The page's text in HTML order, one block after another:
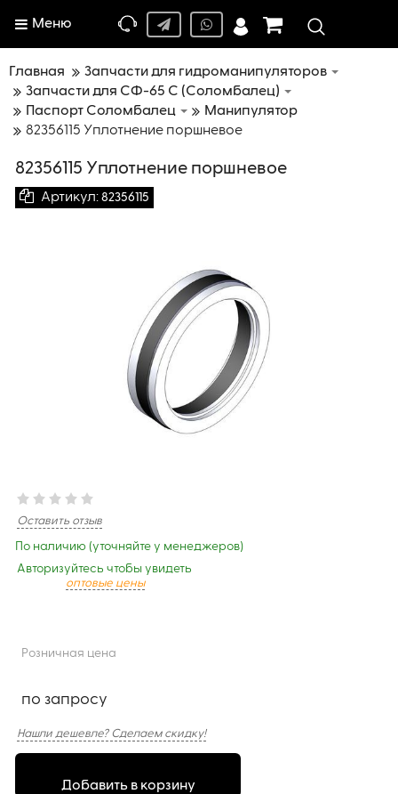
Меню
Главная
Запчасти для гидроманипуляторов
Запчасти для СФ-65 С (Соломбалец)
Паспорт Соломбалец
Манипулятор
82356115 Уплотнение поршневое
82356115 Уплотнение поршневое
Артикул: 82356115
Оставить отзыв
По наличию (уточняйте у менеджеров)
Авторизуйтесь чтобы увидеть
оптовые цены
Розничная цена
по запросу
Нашли дешевле? Сделаем скидку!
Добавить в корзину